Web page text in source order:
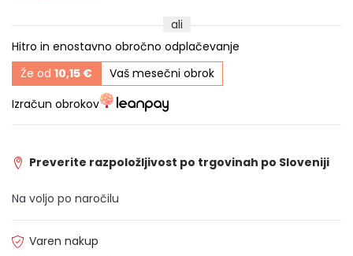
ali
Hitro in enostavno obročno odplačevanje
Že od 10,15 €
Vaš mesečni obrok
Izračun obrokov
Preverite razpoložljivost po trgovinah po Sloveniji
Na voljo po naročilu
Varen nakup